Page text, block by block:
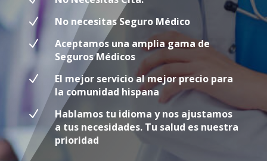
N
No necesitas Seguro Médico
N
Aceptamos una amplia gama de
Seguros Médicos
N
El mejor servicio al mejor precio para
la comunidad hispana
N
Hablamos tu idioma y nos ajustamos
a tus necesidades. Tu salud es nuestra
prioridad